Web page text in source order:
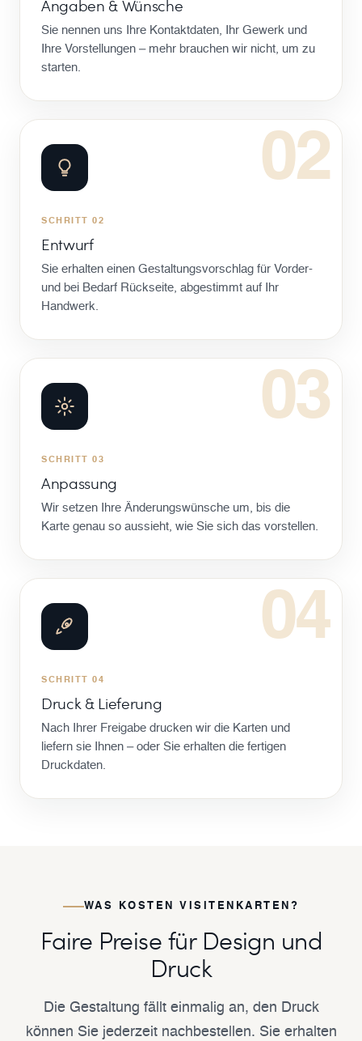
Angaben & Wünsche
Sie nennen uns Ihre Kontaktdaten, Ihr Gewerk und
Ihre Vorstellungen – mehr brauchen wir nicht, um zu
starten.
02
SCHRITT 02
Entwurf
Sie erhalten einen Gestaltungsvorschlag für Vorder-
und bei Bedarf Rückseite, abgestimmt auf Ihr
Handwerk.
03
SCHRITT 03
Anpassung
Wir setzen Ihre Änderungswünsche um, bis die
Karte genau so aussieht, wie Sie sich das vorstellen.
04
SCHRITT 04
Druck & Lieferung
Nach Ihrer Freigabe drucken wir die Karten und
liefern sie Ihnen – oder Sie erhalten die fertigen
Druckdaten.
WAS KOSTEN VISITENKARTEN?
Faire Preise für Design und
Druck
Die Gestaltung fällt einmalig an, den Druck
können Sie jederzeit nachbestellen. Sie erhalten